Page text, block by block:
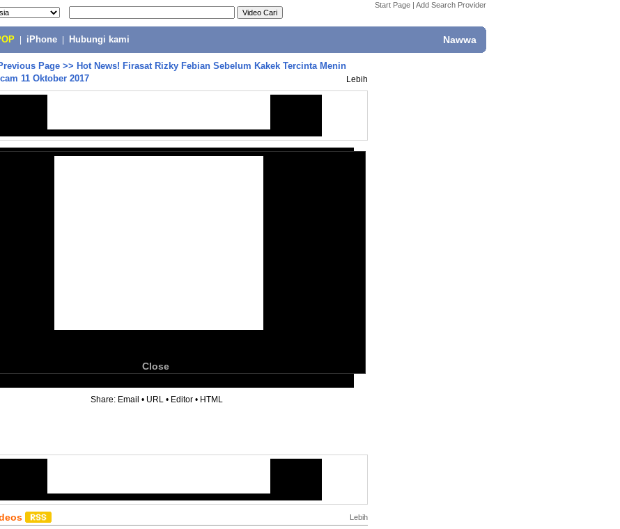
Start Page | Add Search Provider
iPhone Hubungi kami Nawwa
Page >> Hot News! Firasat Rizky Febian Sebelum Kakek Tercinta Menin
11 Oktober 2017
Lebih
Close
Share: Email • URL • Editor • HTML
Lebih